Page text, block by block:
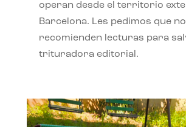
operan desde el territorio
Barcelona. Les pedimos que
recomienden lecturas para
trituradora editorial.